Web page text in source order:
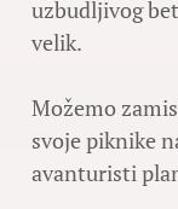
uzbudljivog
velik.
Možemo
svoje piknike
avanturisti